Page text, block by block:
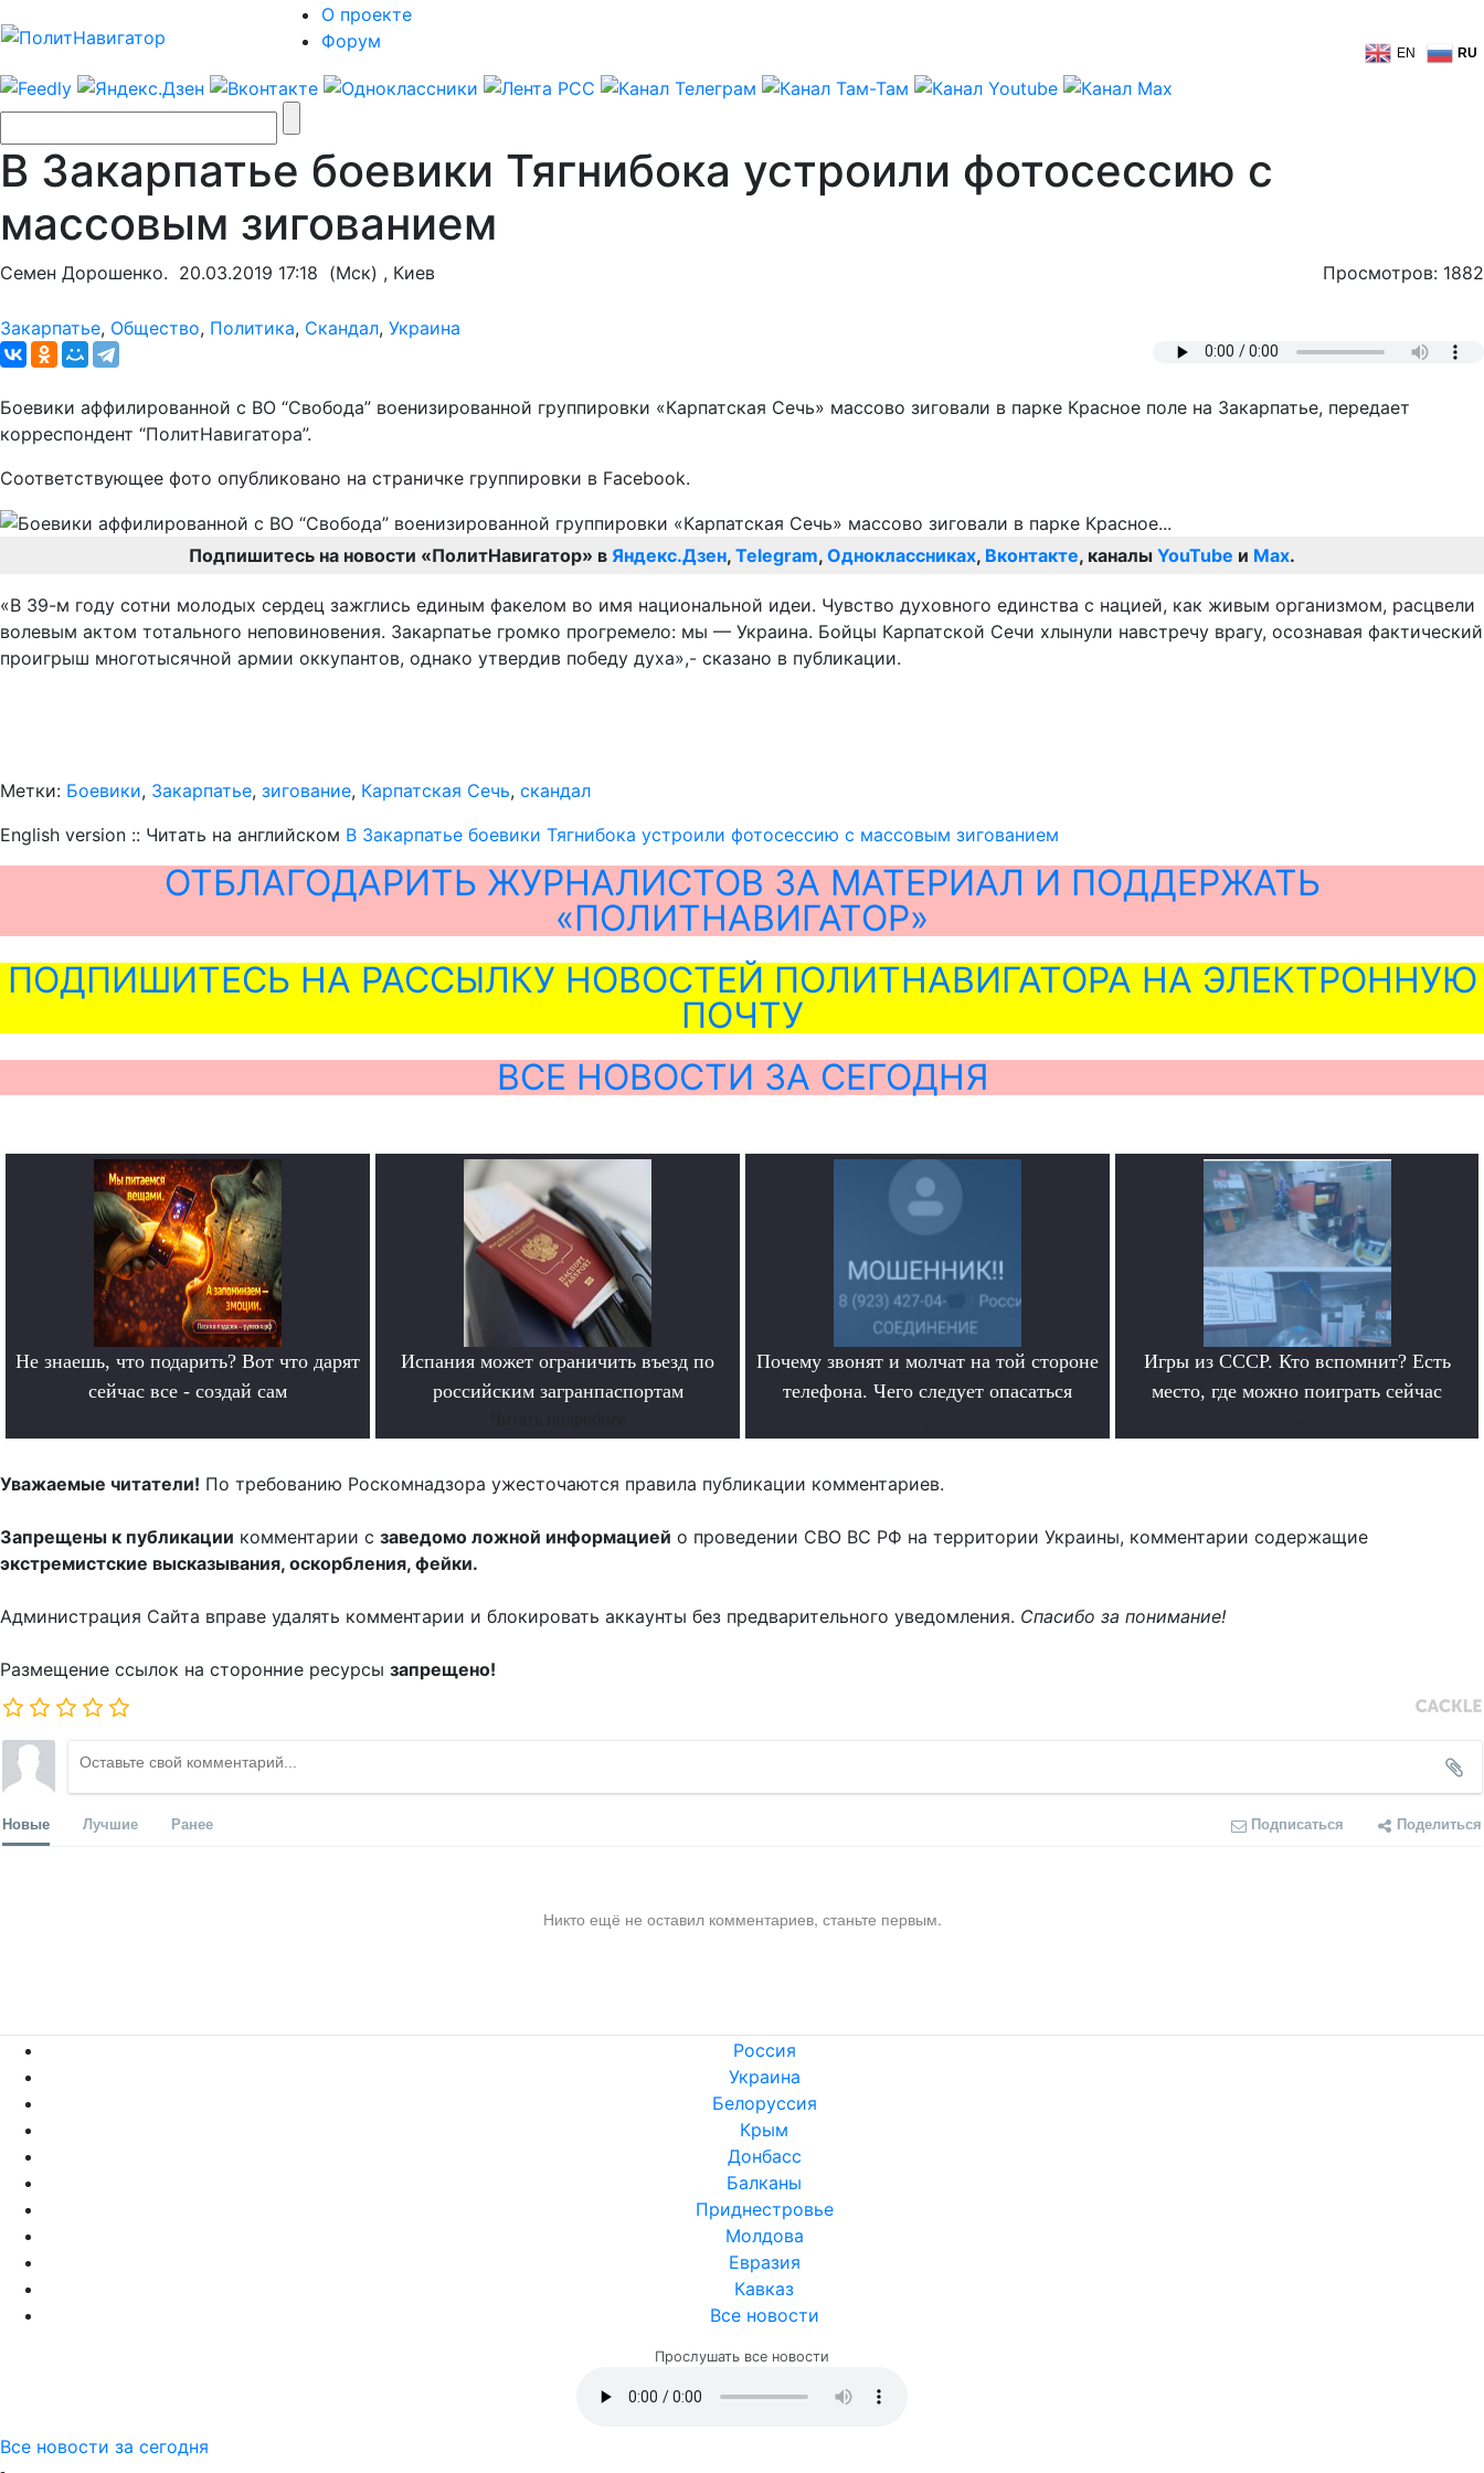
О проекте
Форум
EN RU
В Закарпатье боевики Тягнибока устроили фотосессию с
массовым зигованием
Семен Дорошенко. 20.03.2019 17:18 (Мск) , Киев Просмотров: 1882
Закарпатье, Общество, Политика, Скандал, Украина
Боевики аффилированной с ВО “Свобода” военизированной группировки «Карпатская Сечь» массово зиговали в парке Красное поле на Закарпатье, передает
корреспондент “ПолитНавигатора”.
Соответствующее фото опубликовано на страничке группировки в Facebook.
Подпишитесь на новости «ПолитНавигатор» в Яндекс.Дзен, Telegram, Одноклассниках, Вконтакте, каналы YouTube и Max.
«В 39-м году сотни молодых сердец зажглись единым факелом во имя национальной идеи. Чувство духовного единства с нацией, как живым организмом, расцвели
волевым актом тотального неповиновения. Закарпатье громко прогремело: мы — Украина. Бойцы Карпатской Сечи хлынули навстречу врагу, осознавая фактический
проигрыш многотысячной армии оккупантов, однако утвердив победу духа»,- сказано в публикации.
Метки: Боевики, Закарпатье, зигование, Карпатская Сечь, скандал
English version :: Читать на английском В Закарпатье боевики Тягнибока устроили фотосессию с массовым зигованием
ОТБЛАГОДАРИТЬ ЖУРНАЛИСТОВ ЗА МАТЕРИАЛ И ПОДДЕРЖАТЬ
«ПОЛИТНАВИГАТОР»
ПОДПИШИТЕСЬ НА РАССЫЛКУ НОВОСТЕЙ ПОЛИТНАВИГАТОРА НА ЭЛЕКТРОННУЮ
ПОЧТУ
ВСЕ НОВОСТИ ЗА СЕГОДНЯ
Не знаешь, что подарить? Вот что дарят
сейчас все - создай сам
Испания может ограничить въезд по
российским загранпаспортам
Почему звонят и молчат на той стороне
телефона. Чего следует опасаться
Игры из СССР. Кто вспомнит? Есть
место, где можно поиграть сейчас
Уважаемые читатели! По требованию Роскомнадзора ужесточаются правила публикации комментариев.
Запрещены к публикации комментарии с заведомо ложной информацией о проведении СВО ВС РФ на территории Украины, комментарии содержащие
экстремистские высказывания, оскорбления, фейки.
Администрация Сайта вправе удалять комментарии и блокировать аккаунты без предварительного уведомления. Спасибо за понимание!
Размещение ссылок на сторонние ресурсы запрещено!
Новые Лучшие Ранее Подписаться Поделиться
Никто ещё не оставил комментариев, станьте первым.
Россия
Украина
Белоруссия
Крым
Донбасс
Балканы
Приднестровье
Молдова
Евразия
Кавказ
Все новости
Прослушать все новости
Все новости за сегодня